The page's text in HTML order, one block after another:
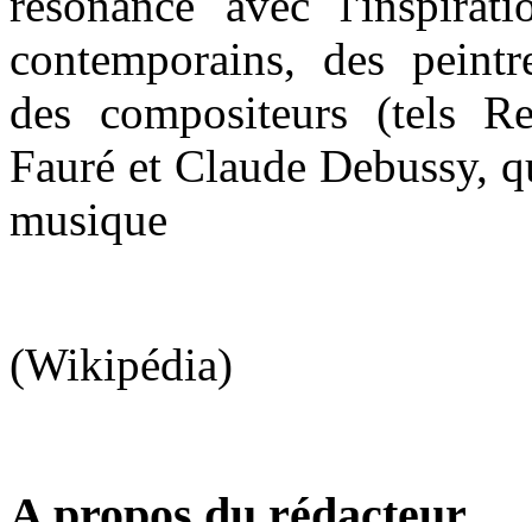
contemporains, des
des compositeurs (tels
Fauré et Claude Debussy,
musique
(Wikipédia)